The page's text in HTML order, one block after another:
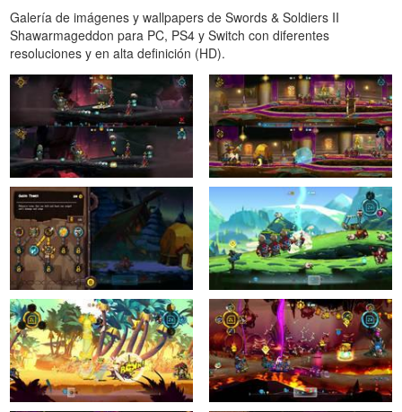
Galería de imágenes y wallpapers de Swords & Soldiers II
Shawarmageddon para PC, PS4 y Switch con diferentes
resoluciones y en alta definición (HD).